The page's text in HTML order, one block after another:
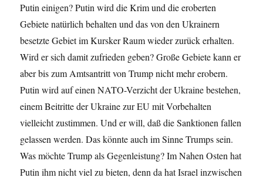
Putin einigen? Putin wird die Krim und die eroberten
Gebiete natürlich behalten und das von den Ukrainern
besetzte Gebiet im Kursker Raum wieder zurück erhalten.
Wird er sich damit zufrieden geben? Große Gebiete kann er
aber bis zum Amtsantritt von Trump nicht mehr erobern.
Putin wird auf einen NATO-Verzicht der Ukraine bestehen,
einem Beitritte der Ukraine zur EU mit Vorbehalten
vielleicht zustimmen. Und er will, daß die Sanktionen fallen
gelassen werden. Das könnte auch im Sinne Trumps sein.
Was möchte Trump als Gegenleistung? Im Nahen Osten hat
Putin ihm nicht viel zu bieten, denn da hat Israel inzwischen